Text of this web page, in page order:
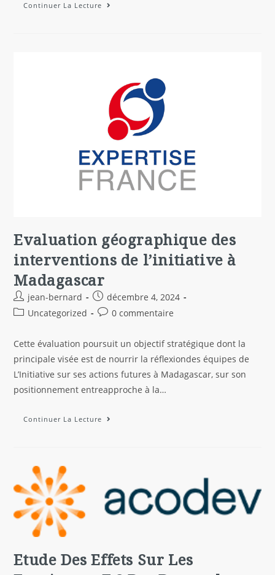
Continuer La Lecture
Evaluation géographique des
interventions de l’initiative à
Madagascar
jean-bernard
décembre 4, 2024
Uncategorized
0 commentaire
Cette évaluation poursuit un objectif stratégique dont la
principale visée est de nourrir la réflexiondes équipes de
L’Initiative sur ses actions futures à Madagascar, sur son
positionnement entreapproche à la…
Continuer La Lecture
Etude Des Effets Sur Les